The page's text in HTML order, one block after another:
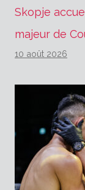
Skopje
majeur de
10 août 2026